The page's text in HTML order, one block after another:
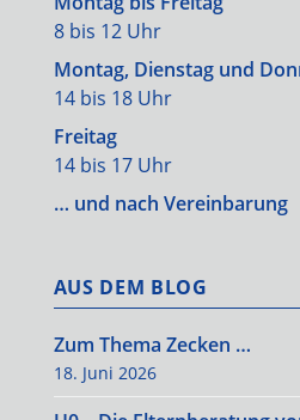
8 bis 12 Uhr
Montag, Dienstag und
14 bis 18 Uhr
Freitag
14 bis 17 Uhr
… und nach Vereinbarung
AUS DEM BLOG
Zum Thema Zecken …
18. Juni 2026